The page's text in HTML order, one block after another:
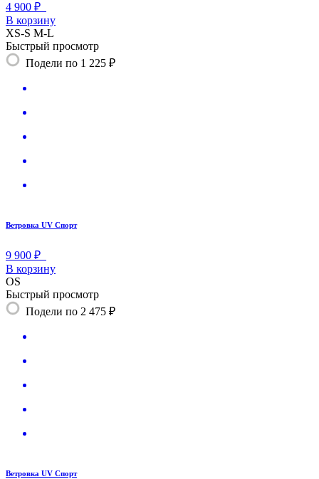
4 900 ₽
В корзину
XS-S M-L
Быстрый просмотр
Подели по 1 225 ₽
Ветровка UV Спорт
9 900 ₽
В корзину
OS
Быстрый просмотр
Подели по 2 475 ₽
Ветровка UV Спорт